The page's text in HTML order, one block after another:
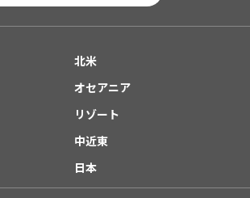
北米
オセアニア
リゾート
中近東
日本